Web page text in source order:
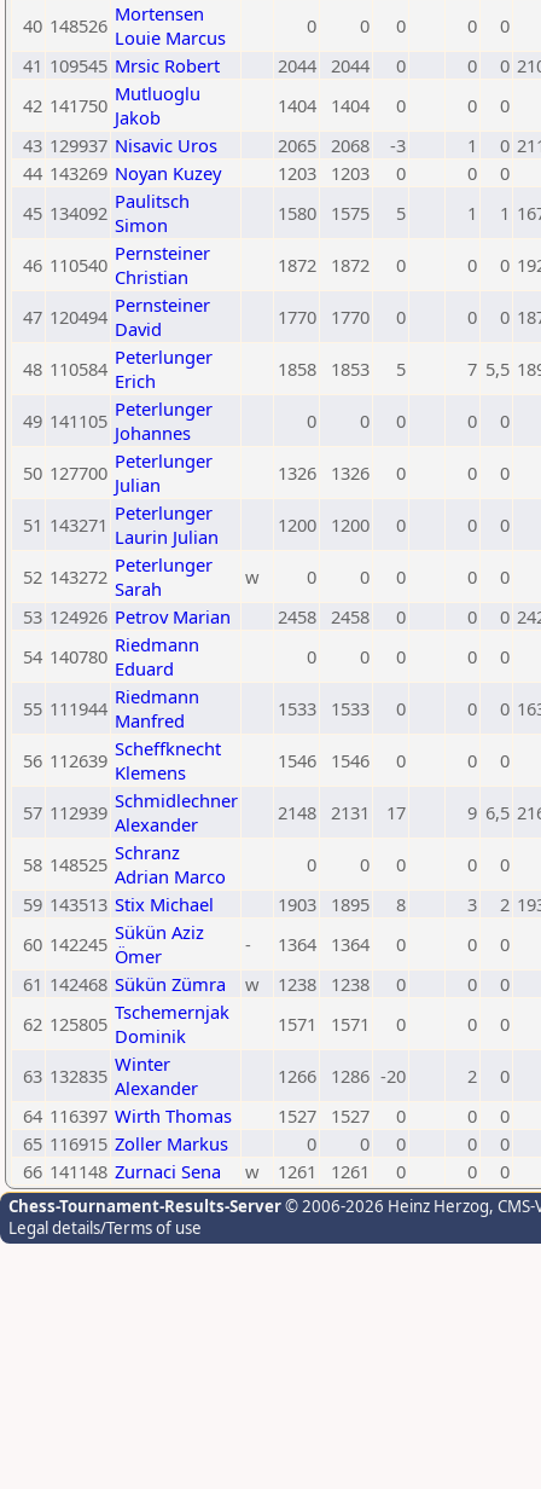
40 148526 Mortensen
Louie Marcus
0 0 0 0
0
41 109545 Mrsic Robert 2044 2044 0 0 0
42 141750 Mutluoglu
Jakob
1404 1404 0 0
0
43 129937 Nisavic Uros 2065 2068 -3 1 0
44 143269 Noyan Kuzey 1203 1203 0 0
0
45 134092 Paulitsch
Simon
1580 1575 5 1 1
46 110540 Pernsteiner
Christian
1872 1872 0 0 0
47 120494 Pernsteiner
David
1770 1770 0 0 0
48 110584 Peterlunger
Erich
1858 1853 5 7 5,5
49 141105 Peterlunger
Johannes
0 0 0 0 0
50 127700 Peterlunger
Julian
1326 1326 0 0 0
51 143271 Peterlunger
Laurin Julian
1200 1200 0 0 0
52 143272 Peterlunger
Sarah
w 0 0 0 0
0
53 124926 Petrov Marian 2458 2458 0 0 0
54 140780 Riedmann
Eduard
0 0 0 0 0
55 111944 Riedmann
Manfred
1533 1533 0 0 0
56 112639 Scheffknecht
Klemens
1546 1546 0 0 0
57 112939 Schmidlechner
Alexander
2148 2131 17 9 6,5
58 148525 Schranz
Adrian Marco
0 0 0 0
0
59 143513 Stix Michael 1903 1895 8 3 2
60 142245 Sükün Aziz
Ömer
- 1364 1364 0 0
0
61 142468 Sükün Zümra w 1238 1238 0 0
0
62 125805 Tschemernjak
Dominik
1571 1571 0 0 0
63 132835 Winter
Alexander
1266 1286 -20 2
0
64 116397 Wirth Thomas 1527 1527 0 0
0
65 116915 Zoller Markus 0 0 0 0
0
66 141148 Zurnaci Sena w 1261 1261 0 0 0
Chess-Tournament-Results-Server© 2006-2026 Heinz Herzog,
Legal details/Terms of use